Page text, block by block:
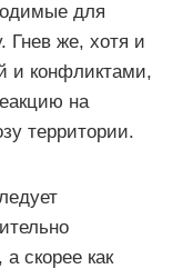
для
Гнев же, хотя и
и конфликтами,
на
территории.
скорее как